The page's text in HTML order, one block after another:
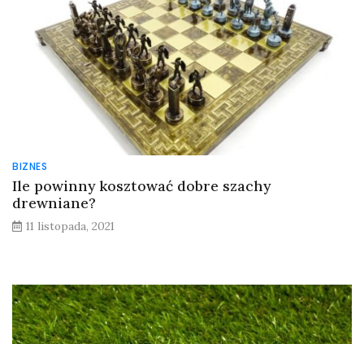
BIZNES
Ile powinny kosztować dobre szachy
drewniane?
11 listopada, 2021